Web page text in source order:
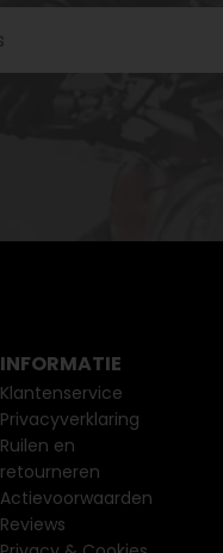
INFORMATIE
Klantenservice
Privacyverklaring
Ruilen en
retourneren
Actievoorwaarden
Reviews